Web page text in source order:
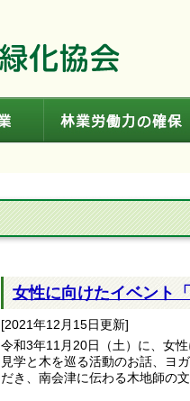
女性に向けたイベント
[2021年12月15日更新]
令和3年11月20日（土）に、女
見学と木を巡る活動のお話、ヨ
だき、南会津に伝わる木地師の